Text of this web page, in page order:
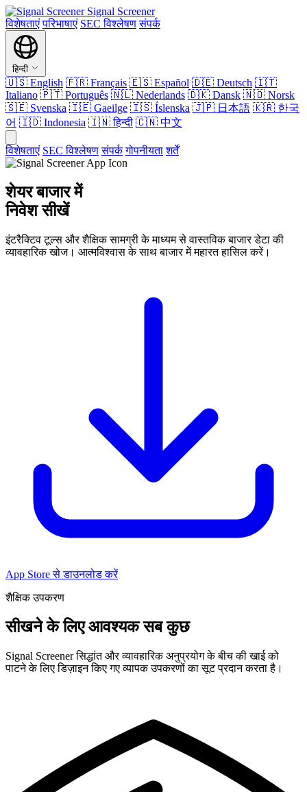
Signal Screener
विशेषताएं परिभाषाएं SEC विश्लेषण संपर्क
हिन्दी
🇺🇸 English 🇫🇷 Français 🇪🇸 Español 🇩🇪 Deutsch 🇮🇹
Italiano 🇵🇹 Português 🇳🇱 Nederlands 🇩🇰 Dansk 🇳🇴 Norsk
🇸🇪 Svenska 🇮🇪 Gaeilge 🇮🇸 Íslenska 🇯🇵 日本語 🇰🇷 한국
어 🇮🇩 Indonesia 🇮🇳हिन्दी 🇨🇳 中文
विशेषताएं SEC विश्लेषण संपर्क गोपनीयता शर्तें
शेयर बाजार में
निवेश सीखें
इंटरैक्टिव टूल्स और शैक्षिक सामग्री के माध्यम से वास्तविक बाजार डेटा की
व्यावहारिक खोज। आत्मविश्वास के साथ बाजार में महारत हासिल करें।
App Store से डाउनलोड करें
शैक्षिक उपकरण
सीखने के लिए आवश्यक सब कुछ
Signal Screener सिद्धांत और व्यावहारिक अनुप्रयोग के बीच की खाई को
पाटने के लिए डिज़ाइन किए गए व्यापक उपकरणों का सूट प्रदान करता है।